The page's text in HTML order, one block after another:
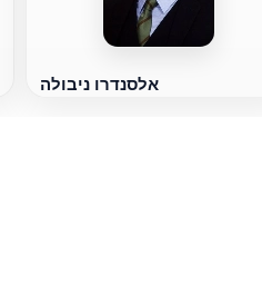
אלסנדרו ניבולה